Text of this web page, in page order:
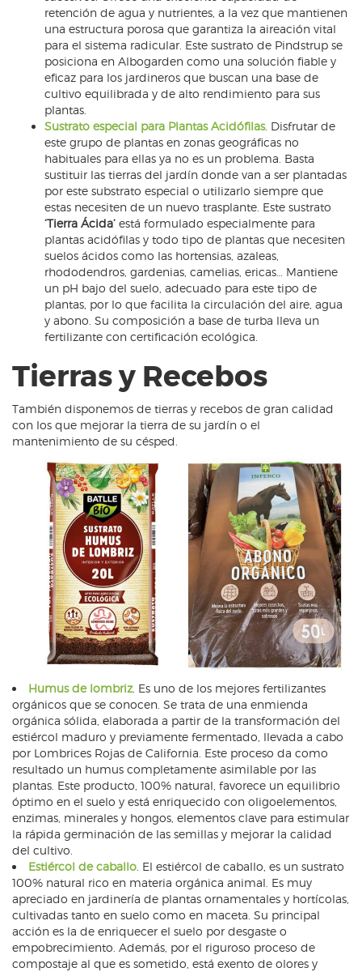
retención de agua y nutrientes, a la vez que mantienen
una estructura porosa que garantiza la aireación vital
para el sistema radicular. Este sustrato de Pindstrup se
posiciona en Albogarden como una solución fiable y
eficaz para los jardineros que buscan una base de
cultivo equilibrada y de alto rendimiento para sus
plantas.
Sustrato especial para Plantas Acidófilas. Disfrutar de
este grupo de plantas en zonas geográficas no
habituales para ellas ya no es un problema. Basta
sustituir las tierras del jardín donde van a ser plantadas
por este substrato especial o utilizarlo siempre que
estas necesiten de un nuevo trasplante. Este sustrato
‘Tierra Ácida’ está formulado especialmente para
plantas acidófilas y todo tipo de plantas que necesiten
suelos ácidos como las hortensias, azaleas,
rhododendros, gardenias, camelias, ericas… Mantiene
un pH bajo del suelo, adecuado para este tipo de
plantas, por lo que facilita la circulación del aire, agua
y abono. Su composición a base de turba lleva un
fertilizante con certificación ecológica.
Tierras y Recebos
También disponemos de tierras y recebos de gran calidad
con los que mejorar la tierra de su jardín o el
mantenimiento de su césped.
Humus de lombriz. Es uno de los mejores fertilizantes
orgánicos que se conocen. Se trata de una enmienda
orgánica sólida, elaborada a partir de la transformación del
estiércol maduro y previamente fermentado, llevada a cabo
por Lombrices Rojas de California. Este proceso da como
resultado un humus completamente asimilable por las
plantas. Este producto, 100% natural, favorece un equilibrio
óptimo en el suelo y está enriquecido con oligoelementos,
enzimas, minerales y hongos, elementos clave para estimular
la rápida germinación de las semillas y mejorar la calidad
del cultivo.
Estiércol de caballo . El estiércol de caballo, es un sustrato
100% natural rico en materia orgánica animal. Es muy
apreciado en jardinería de plantas ornamentales y hortícolas,
cultivadas tanto en suelo como en maceta. Su principal
acción es la de enriquecer el suelo por desgaste o
empobrecimiento. Además, por el riguroso proceso de
compostaje al que es sometido, está exento de olores y